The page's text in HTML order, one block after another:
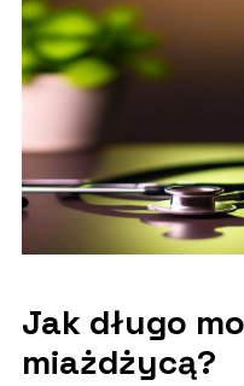
Jak długo
miażdżycą?